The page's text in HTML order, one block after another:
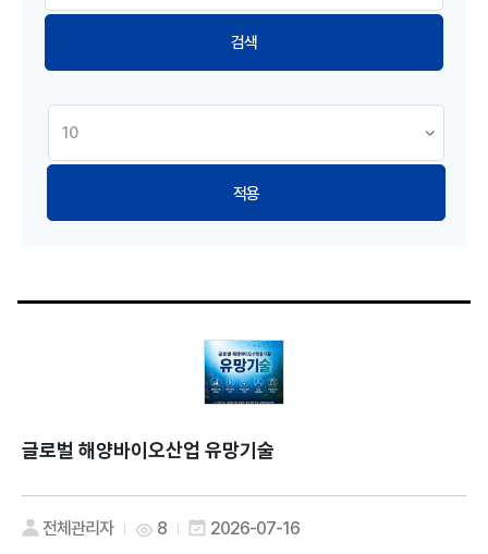
적용
글로벌 해양바이오산업 유망기술
전체관리자 8 2026-07-16